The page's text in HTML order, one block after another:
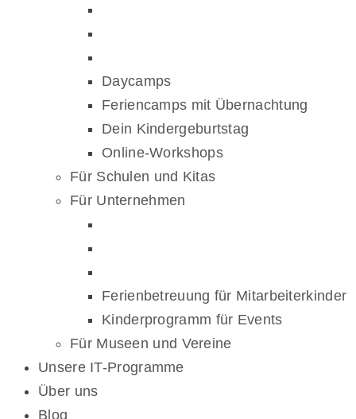
Daycamps
Feriencamps mit Übernachtung
Dein Kindergeburtstag
Online-Workshops
Für Schulen und Kitas
Für Unternehmen
Ferienbetreuung für Mitarbeiterkinder
Kinderprogramm für Events
Für Museen und Vereine
Unsere IT-Programme
Über uns
Blog